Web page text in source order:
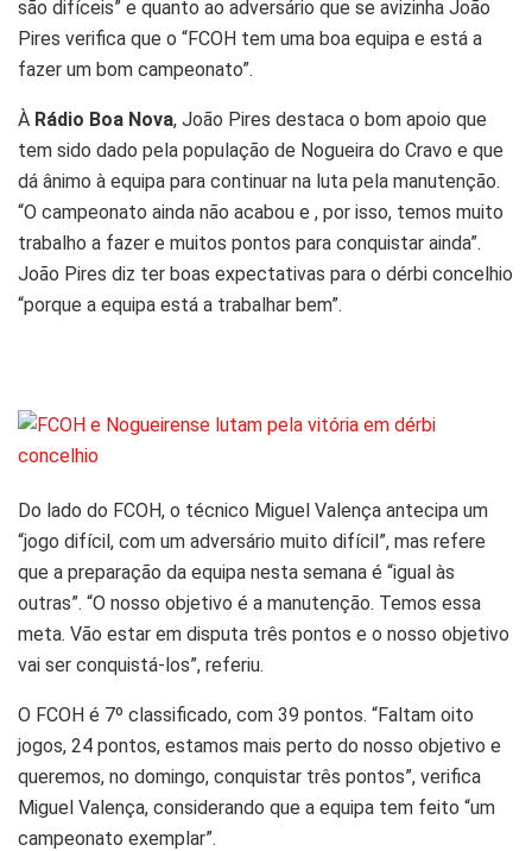
são difíceis” e quanto ao adversário que se avizinha João
Pires verifica que o “FCOH tem uma boa equipa e está a
fazer um bom campeonato”.
À Rádio Boa Nova, João Pires destaca o bom apoio que
tem sido dado pela população de Nogueira do Cravo e que
dá ânimo à equipa para continuar na luta pela manutenção.
“O campeonato ainda não acabou e , por isso, temos muito
trabalho a fazer e muitos pontos para conquistar ainda”.
João Pires diz ter boas expectativas para o dérbi concelhio
“porque a equipa está a trabalhar bem”.
Do lado do FCOH, o técnico Miguel Valença antecipa um
“jogo difícil, com um adversário muito difícil”, mas refere
que a preparação da equipa nesta semana é “igual às
outras”. “O nosso objetivo é a manutenção. Temos essa
meta. Vão estar em disputa três pontos e o nosso objetivo
vai ser conquistá-los”, referiu.
O FCOH é 7º classificado, com 39 pontos. “Faltam oito
jogos, 24 pontos, estamos mais perto do nosso objetivo e
queremos, no domingo, conquistar três pontos”, verifica
Miguel Valença, considerando que a equipa tem feito “um
campeonato exemplar”.